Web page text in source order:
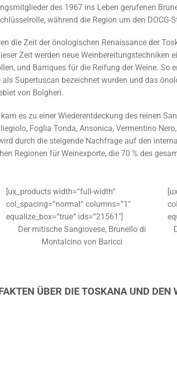
des 1967 ins Leben gerufenen
während die Region um den
die Zeit der önologischen Renaissance der
Zeit werden neue Weinbereitungstechniken
und Barriques für die Reifung der Weine.
Supertuscan bezeichnet wurden und das
von Bolgheri.
es zu einer Wiederentdeckung des reinen
Foglia Tonda, Ansonica, Vermentino
durch die steigende Nachfrage auf den
Regionen für Weinexporte, die 70 % des
[ux_products width=“full-width“
col_spacing=“normal“ columns=“1″
equalize_box=“true“ ids=“21561″]
Der mitische Sangiovese, Brunello di
Montalcino von Baricci
ÜBER DIE TOSKANA UND DEN